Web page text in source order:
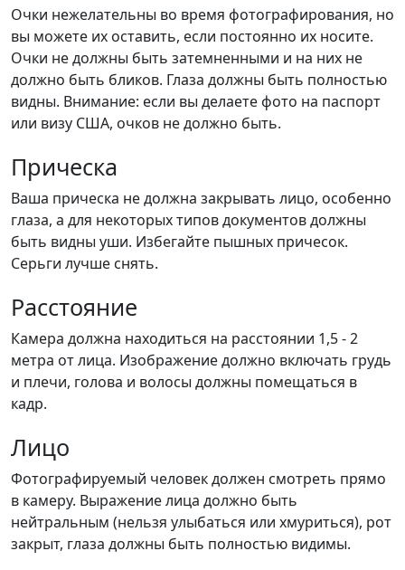
Очки нежелательны во время фотографирования, но
вы можете их оставить, если постоянно их носите.
Очки не должны быть затемненными и на них не
должно быть бликов. Глаза должны быть полностью
видны. Внимание: если вы делаете фото на паспорт
или визу США, очков не должно быть.
Прическа
Ваша прическа не должна закрывать лицо, особенно
глаза, а для некоторых типов документов должны
быть видны уши. Избегайте пышных причесок.
Серьги лучше снять.
Расстояние
Камера должна находиться на расстоянии 1,5 - 2
метра от лица. Изображение должно включать грудь
и плечи, голова и волосы должны помещаться в
кадр.
Лицо
Фотографируемый человек должен смотреть прямо
в камеру. Выражение лица должно быть
нейтральным (нельзя улыбаться или хмуриться), рот
закрыт, глаза должны быть полностью видимы.